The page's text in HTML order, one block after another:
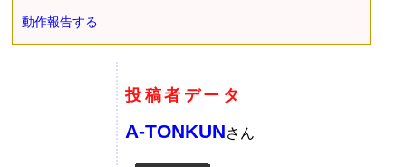
動作報告する
投稿者データ
A-TONKUNさん